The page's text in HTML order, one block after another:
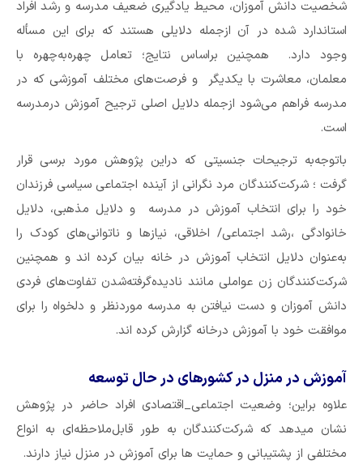
شخصیت دانش آموزان، محیط یادگیری ضعیف مدرسه و رشد افراد
استاندارد شده در آن ازجمله دلایلی هستند که برای این مسأله
وجود دارد. همچنین براساس نتایج؛ تعامل چهره‌به‌چهره با
معلمان، معاشرت با یکدیگر و فرصت‌های مختلف آموزشی که در
مدرسه فراهم می‌شود ازجمله دلایل اصلی ترجیح آموزش درمدرسه
است.
باتوجه‌به ترجیحات جنسیتی که دراین پژوهش مورد برسی قرار
گرفت ؛ شرکت‌کنندگان مرد نگرانی از آینده اجتماعی سیاسی فرزندان
خود را برای انتخاب آموزش در مدرسه و دلایل مذهبی، دلایل
خانوادگی ،رشد اجتماعی/ اخلاقی، نیازها و ناتوانی‌های کودک را
به‌عنوان دلایل انتخاب آموزش در خانه بیان کرده اند و همچنین
شرکت‌کنندگان زن عواملی مانند نادیده‌گرفته‌شدن تفاوت‌های فردی
دانش آموزان و دست نیافتن به مدرسه موردنظر و دلخواه را برای
موافقت خود با آموزش درخانه گزارش کرده اند.
آموزش در منزل در کشورهای در حال توسعه
علاوه براین؛ وضعیت اجتماعی_اقتصادی افراد حاضر در پژوهش
نشان میدهد که شرکت‌کنندگان به طور قابل‌ملاحظه‌ای به انواع
مختلفی از پشتیبانی و حمایت ها برای آموزش در منزل نیاز دارند.